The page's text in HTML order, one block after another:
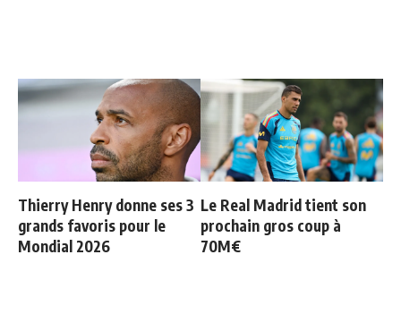
Thierry Henry donne ses 3
grands favoris pour le
Mondial 2026
Le Real Madrid tient son
prochain gros coup à
70M€